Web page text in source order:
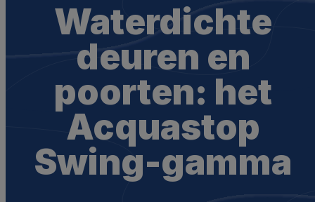
Waterdichte
deuren en
poorten: het
Acquastop
Swing-gamma